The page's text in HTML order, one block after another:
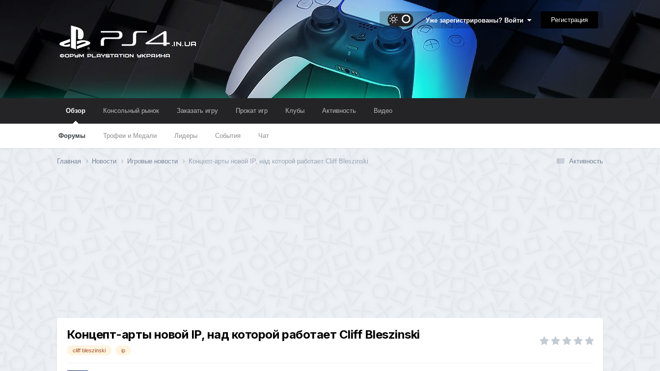
Уже зарегистрированы? Войти Регистрация
Обзор
Форумы Трофеи и Медали Лидеры События Чат
Консольный рынок Заказать игру Прокат игр Клубы Активность Видео
Активность
Главная Новости Игровые новости Концепт-арты новой IP, над которой работает Cliff Bleszinski
Концепт-арты новой IP, над которой работает Cliff Bleszinski
cliff bleszinski ip